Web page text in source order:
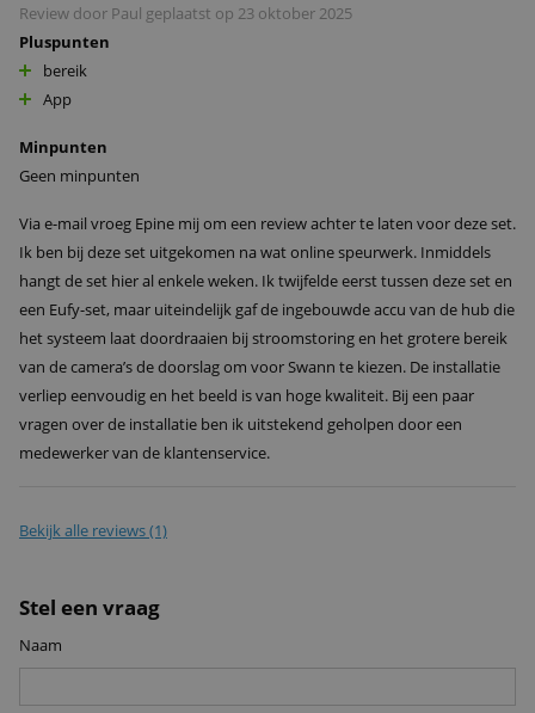
Review door Paul geplaatst op 23 oktober 2025
Pluspunten
bereik
App
Minpunten
Geen minpunten
Via e-mail vroeg Epine mij om een review achter te laten voor deze set.
Ik ben bij deze set uitgekomen na wat online speurwerk. Inmiddels
hangt de set hier al enkele weken. Ik twijfelde eerst tussen deze set en
een Eufy-set, maar uiteindelijk gaf de ingebouwde accu van de hub die
het systeem laat doordraaien bij stroomstoring en het grotere bereik
van de camera’s de doorslag om voor Swann te kiezen. De installatie
verliep eenvoudig en het beeld is van hoge kwaliteit. Bij een paar
vragen over de installatie ben ik uitstekend geholpen door een
medewerker van de klantenservice.
Bekijk alle reviews (1)
Stel een vraag
Naam